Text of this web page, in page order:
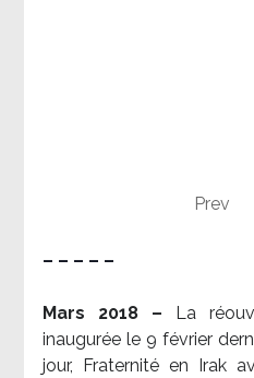
Prev
– – – – –
Mars 2018 –
La
inaugurée le 9 février
jour, Fraternité en Irak